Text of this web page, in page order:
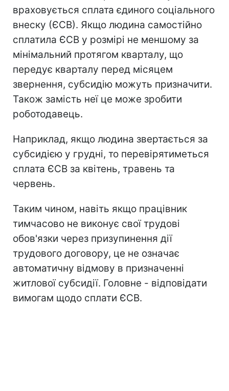
враховується сплата єдиного соціального
внеску (ЄСВ). Якщо людина самостійно
сплатила ЄСВ у розмірі не меншому за
мінімальний протягом кварталу, що
передує кварталу перед місяцем
звернення, субсидію можуть призначити.
Також замість неї це може зробити
роботодавець.
Наприклад, якщо людина звертається за
субсидією у грудні, то перевірятиметься
сплата ЄСВ за квітень, травень та
червень.
Таким чином, навіть якщо працівник
тимчасово не виконує свої трудові
обов'язки через призупинення дії
трудового договору, це не означає
автоматичну відмову в призначенні
житлової субсидії. Головне - відповідати
вимогам щодо сплати ЄСВ.